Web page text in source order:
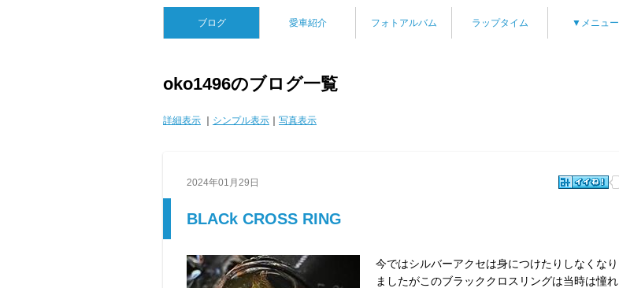
ブログ 愛車紹介 フォトアルバム ラップタイム ▼メニュー
oko1496のブログ一覧
詳細表示 シンプル表示 写真表示
2024年01月29日
BLACk CROSS RING
今ではシルバーアクセは身につけたりしなくなり
ましたがこのブラッククロスリングは当時は憧れ